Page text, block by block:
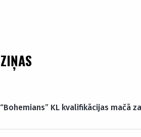
KL kvalifikācijas mačā